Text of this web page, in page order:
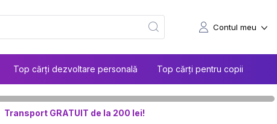
Top cărți dezvoltare personală Top cărți pentru copii
Contul meu
Transport GRATUIT de la 200 lei!